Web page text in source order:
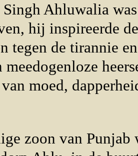
Singh Ahluwalia
hij inspireerde
tegen de tirannie
moed,
zoon van Punjab